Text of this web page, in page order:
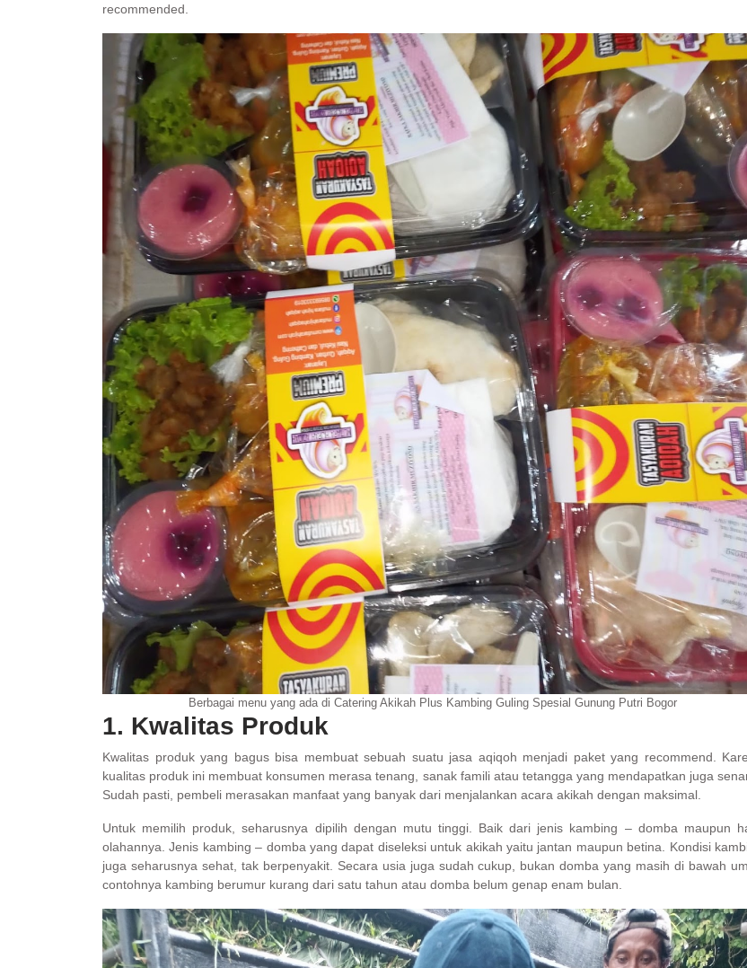
recommended.
Berbagai menu yang ada di Catering Akikah Plus Kambing Guling Spesial Gunung Putri Bogor
1. Kwalitas Produk
Kwalitas produk yang bagus bisa membuat sebuah suatu jasa aqiqoh menjadi paket yang recommend.
kualitas produk ini membuat konsumen merasa tenang, sanak famili atau tetangga yang mendapatkan juga
Sudah pasti, pembeli merasakan manfaat yang banyak dari menjalankan acara akikah dengan maksimal.
Untuk memilih produk, seharusnya dipilih dengan mutu tinggi. Baik dari jenis kambing – domba maupun
olahannya. Jenis kambing – domba yang dapat diseleksi untuk akikah yaitu jantan maupun betina. Kondisi
juga seharusnya sehat, tak berpenyakit. Secara usia juga sudah cukup, bukan domba yang masih di bawah
contohnya kambing berumur kurang dari satu tahun atau domba belum genap enam bulan.